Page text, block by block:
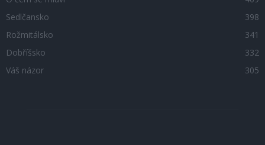
Sedlčansko
398
Rožmitálsko
341
Dobříšsko
332
Váš názor
305